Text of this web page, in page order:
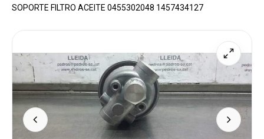
SOPORTE FILTRO ACEITE 0455302048 1457434127